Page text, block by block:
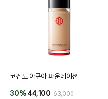
코겐도 아쿠아 파운데이션
30%44,100 63,000